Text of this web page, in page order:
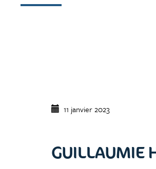
11 janvier 2023
GUILLAUMIE